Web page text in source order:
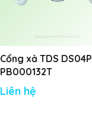
Cổng xả TDS DS04P
PB000132T
Liên hệ